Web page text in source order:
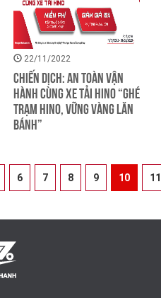
22/11/2022
CHIẾN DỊCH: AN TOÀN VẬN
HÀNH CÙNG XE TẢI HINO “Ghé
trạm Hino, vững vàng lăn
bánh”
6 7 8 9 10 11